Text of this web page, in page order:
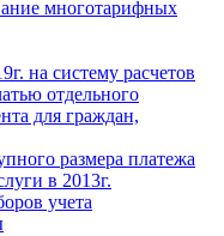
многотарифных
на систему расчетов
отдельного
для граждан,
размера платежа
в 2013г.
учета